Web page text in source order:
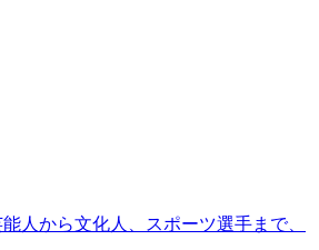
人から文化人、スポーツ選手まで、